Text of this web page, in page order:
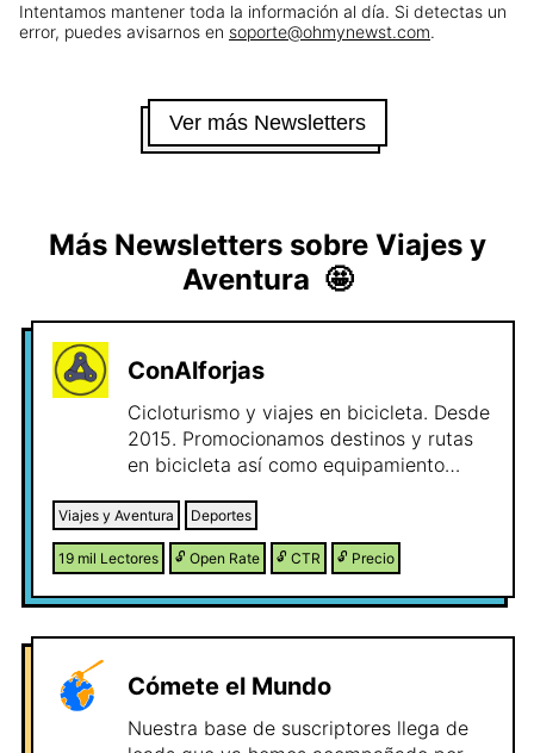
Intentamos mantener toda la información al día. Si detectas un
error, puedes avisarnos en soporte@ohmynewst.com.
Ver más Newsletters
Más Newsletters sobre Viajes y
Aventura 🤩
ConAlforjas
Cicloturismo y viajes en bicicleta. Desde
2015. Promocionamos destinos y rutas
en bicicleta así como equipamiento
otros productos y servicios relacionados
con el sector del turismo en bicicleta.
Viajes y Aventura Deportes
19 mil Lectores 🔓 Open Rate 🔓 CTR 🔓 Precio
Cómete el Mundo
Nuestra base de suscriptores llega de